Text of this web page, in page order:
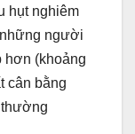
hụt nghiêm
người
hơn (khoảng
cân bằng